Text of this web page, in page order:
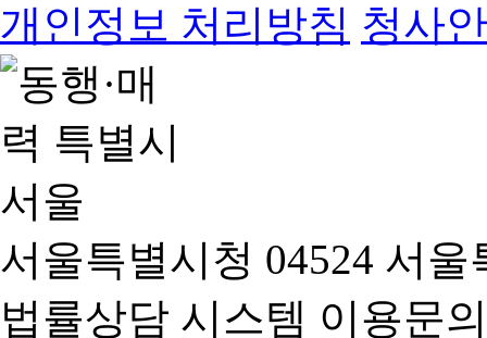
개인정보 처리방침 청사
서울특별시청 04524 서
법률상담 시스템 이용문